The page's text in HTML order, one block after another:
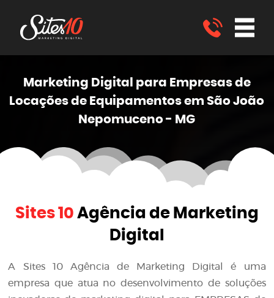
Marketing Digital para Empresas de
Locações de Equipamentos em São João
Nepomuceno - MG
Sites 10 Agência de Marketing
Digital
A Sites 10 Agência de Marketing Digital
é uma
empresa que atua no desenvolvimento de soluções